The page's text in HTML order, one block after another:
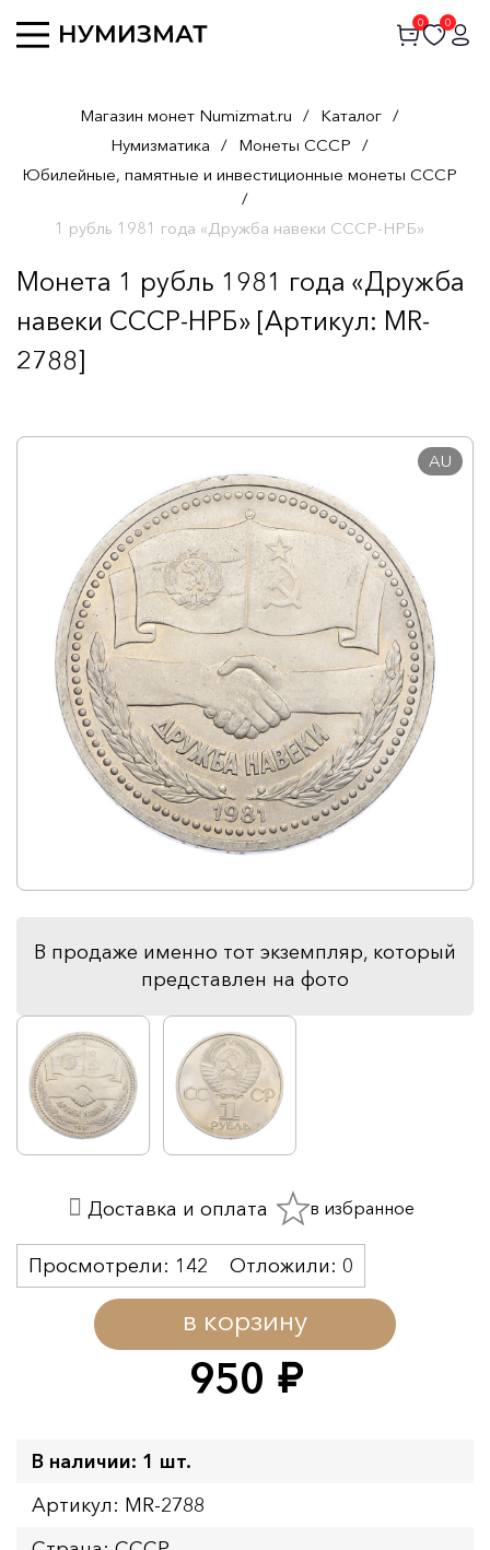
0 0
Магазин монет Numizmat.ru / Каталог /
Нумизматика / Монеты СССР /
Юбилейные, памятные и инвестиционные монеты СССР
/
1 рубль 1981 года «Дружба навеки СССР-НРБ»
Монета 1 рубль 1981 года «Дружба
навеки СССР-НРБ» [Артикул: MR-
2788]
AU
В продаже именно тот экземпляр, который
представлен на фото
950 руб.
в корзину
Просмотрели: 142 Отложили: 0
Доставка и оплата в избранное
В наличии: 1 шт.
Артикул: MR-2788